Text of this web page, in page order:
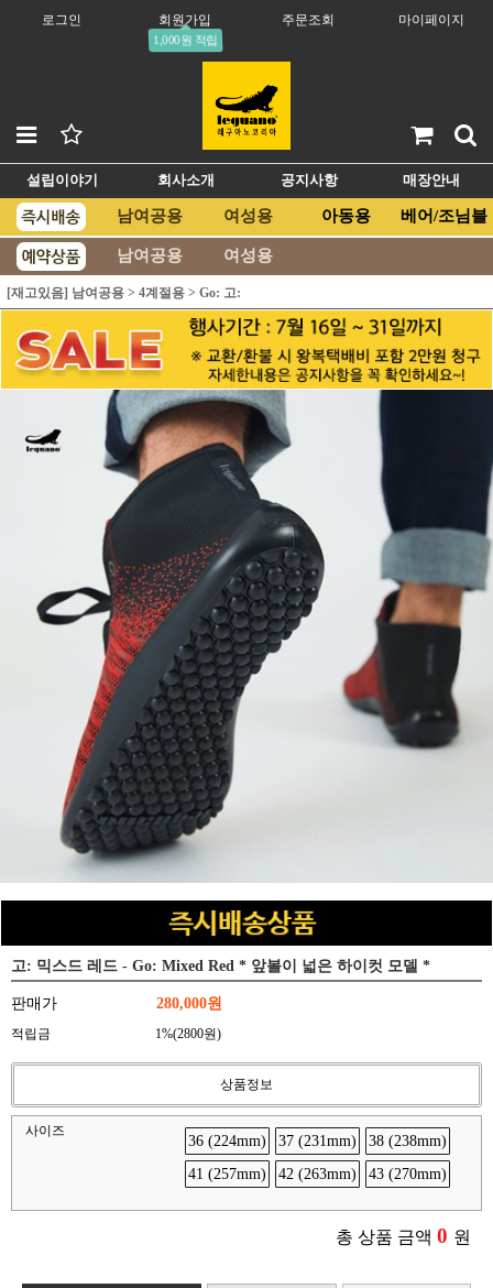
로그인 회원가입
1,000원 적립
주문조회 마이페이지
설립이야기 회사소개 공지사항 매장안내
남여공용 여성용 아동용 베어/조님블
남여공용 여성용
[재고있음] 남여공용 > 4계절용 > Go: 고:
고: 믹스드 레드 - Go: Mixed Red * 앞볼이 넓은 하이컷 모델 *
판매가 280,000원
적립금 1%(2800원)
상품정보
사이즈
36 (224mm) 37 (231mm)
38 (238mm)
41 (257mm)
42 (263mm) 43 (270mm)
총 상품 금액 0 원